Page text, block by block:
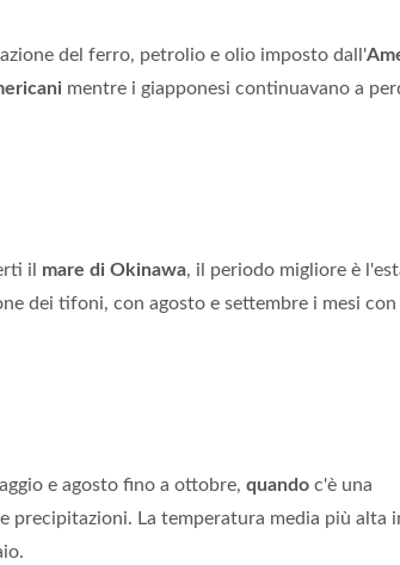
del ferro, petrolio e olio imposto dall'
mentre i giapponesi continuavano a
il mare di Okinawa, il periodo migliore è
dei tifoni, con agosto e settembre i mesi con
e agosto fino a ottobre, quando c'è una
precipitazioni. La temperatura media più alta